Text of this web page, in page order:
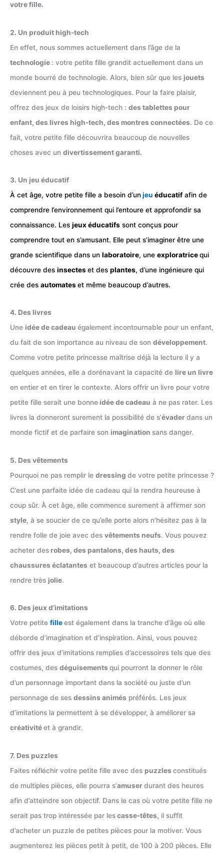
votre fille.
2. Un produit high-tech
En effet, nous sommes actuellement dans l’âge de la
technologie : votre petite fille grandit actuellement dans un
monde bourré de technologie. Alors, bien sûr que les jouets
deviennent peu à peu technologiques. Pour la faire plaisir,
offrez des jeux de loisirs high-tech : des tablettes pour
enfant, des livres high-tech, des montres connectées. De ce
fait, votre petite fille découvrira beaucoup de nouvelles
choses avec un divertissement garanti.
3. Un jeu éducatif
À cet âge, votre petite fille a besoin d’unjeu éducatif afin de
comprendre l’environnement qui l’entoure et approfondir sa
connaissance. Les jeux éducatifs sont conçus pour
comprendre tout en s’amusant. Elle peut s’imaginer être une
grande scientifique dans un laboratoire, une exploratricequi
découvre des insecteset des plantes, d’une ingénieure qui
crée des automateset même beaucoup d’autres.
4. Des livres
Une idée de cadeau également incontournable pour un enfant,
du fait de son importance au niveau de son développement.
Comme votre petite princesse maîtrise déjà la lecture il y a
quelques années, elle a dorénavant la capacité de lire un livre
en entier et en tirer le contexte. Alors offrir un livre pour votre
petite fille serait une bonne idée de cadeau à ne pas rater. Les
livres la donneront surement la possibilité de s’évaderdans un
monde fictif et de parfaire son imagination sans danger.
5. Des vêtements
Pourquoi ne pas remplir le dressing de votre petite princesse ?
C’est une parfaite idée de cadeau qui la rendra heureuse à
coup sûr. À cet âge, elle commence surement à affirmer son
style, à se soucier de ce qu’elle porte alors n’hésitez pas à la
rendre folle de joie avec des vêtements neufs. Vous pouvez
acheter des robes, des pantalons, des hauts, des
chaussures éclatantes et beaucoup d’autres articles pour la
rendre très jolie.
6. Des jeux d’imitations
Votre petite filleest également dans la tranche d’âge où elle
déborde d’imagination et d’inspiration. Ainsi, vous pouvez
offrir des jeux d’imitations remplies d’accessoires tels que des
costumes, des déguisements qui pourront la donner le rôle
d’un personnage important dans la société ou juste d’un
personnage de ses dessins animés préférés. Les jeux
d’imitations la permettent à se développer, à améliorer sa
créativitéet à grandir.
7. Des puzzles
Faites réfléchir votre petite fille avec des puzzles constitués
de multiples pièces, elle pourra s’amuserdurant des heures
afin d’atteindre son objectif. Dans le cas où votre petite fille ne
serait pas trop intéressée par lescasse-têtes, il suffit
d’acheter un puzzle de petites pièces pour la motiver. Vous
augmenterez les pièces petit à petit, de 100 à 200 pièces. Elle